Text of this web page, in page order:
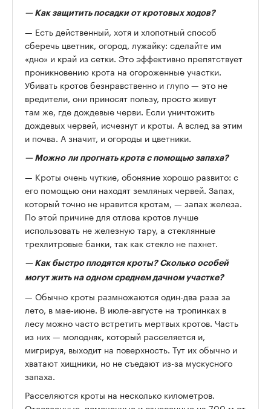
— Как защитить посадки от кротовых ходов?
— Есть действенный, хотя и хлопотный способ
сберечь цветник, огород, лужайку: сделайте им
«дно» и край из сетки. Это эффективно препятствует
проникновению крота на огороженные участки.
Убивать кротов безнравственно и глупо — это не
вредители, они приносят пользу, просто живут
там же, где дождевые черви. Если уничтожить
дождевых червей, исчезнут и кроты. А вслед за этим
и почва. А значит, и огороды и цветники.
— Можно ли прогнать крота с помощью запаха?
— Кроты очень чуткие, обоняние хорошо развито: с
его помощью они находят земляных червей. Запах,
который точно не нравится кротам, — запах железа.
По этой причине для отлова кротов лучше
использовать не железную тару, а стеклянные
трехлитровые банки, так как стекло не пахнет.
— Как быстро плодятся кроты? Сколько особей
могут жить на одном среднем дачном участке?
— Обычно кроты размножаются один-два раза за
лето, в мае-июне. В июле-августе на тропинках в
лесу можно часто встретить мертвых кротов. Часть
из них — молодняк, который расселяется и,
мигрируя, выходит на поверхность. Тут их обычно и
хватают хищники, но не съедают из-за мускусного
запаха.
Расселяются кроты на несколько километров.